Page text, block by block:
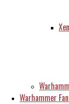
Warhammer